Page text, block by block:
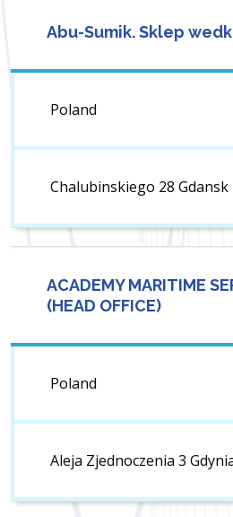
Abu-Sumik. Sklep
Poland
Chalubinskiego 28 Gdansk
ACADEMY MARITIME
(HEAD OFFICE)
Poland
Aleja Zjednoczenia 3